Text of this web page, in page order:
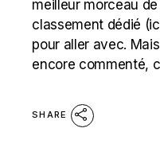
meilleur morceau
classement dédié
pour aller avec.
encore commenté,
SHARE